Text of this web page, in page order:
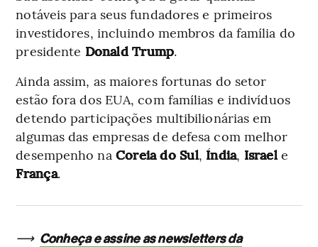
notáveis para seus fundadores e primeiros
investidores, incluindo membros da família do
presidente Donald Trump.
Ainda assim, as maiores fortunas do setor
estão fora dos EUA, com famílias e indivíduos
detendo participações multibilionárias em
algumas das empresas de defesa com melhor
desempenho na Coreia do Sul, Índia, Israele
França.
⟶ Conheça e assine as newsletters da